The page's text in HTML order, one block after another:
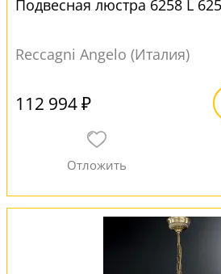
Подвесная люстра 6258 L
Reccagni Angelo (Италия)
112 994 ₽